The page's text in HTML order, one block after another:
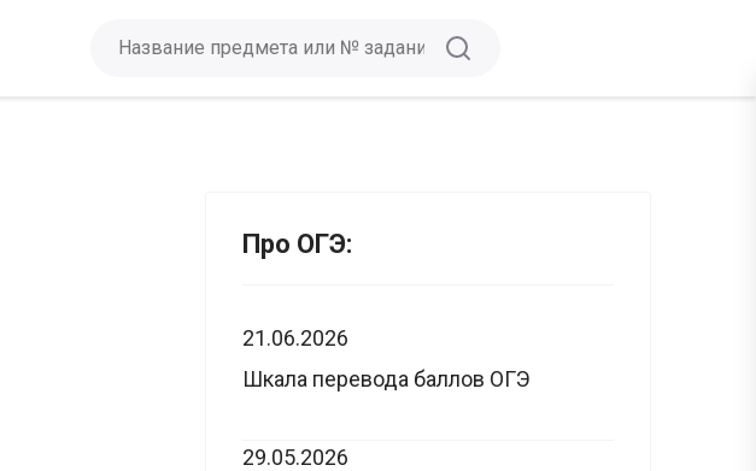
Про ОГЭ:
21.06.2026
Шкала перевода баллов ОГЭ
29.05.2026